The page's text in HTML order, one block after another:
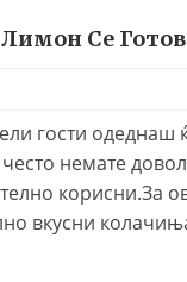
Се
гости одеднаш
немате
корисни.За
вкусни